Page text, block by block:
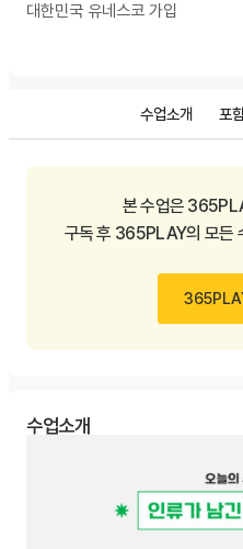
대한민국 유네스코 가입
수업소개 포
본 수업은
구독 후 365PLAY의 모든
수업소개